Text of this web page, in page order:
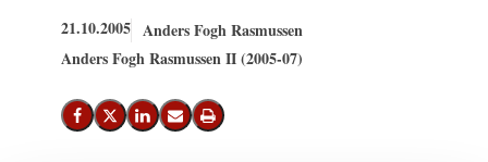
21.10.2005 Anders Fogh Rasmussen
Anders Fogh Rasmussen II (2005-07)
Del på Facebook
Del på X (Twitter)
Del på LinkedIn
Send email
Print